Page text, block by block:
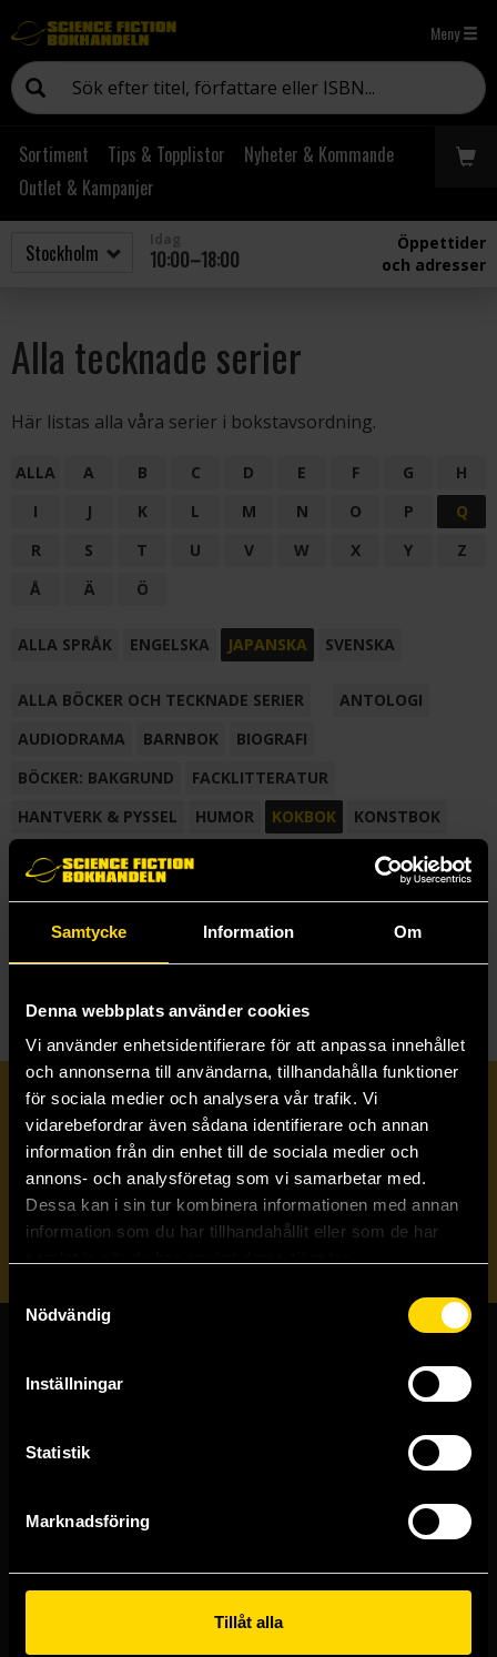
Samtycke Information Om
Denna webbplats använder cookies
Vi använder enhetsidentifierare för att anpassa innehållet
och annonserna till användarna, tillhandahålla funktioner
för sociala medier och analysera vår trafik. Vi
vidarebefordrar även sådana identifierare och annan
information från din enhet till de sociala medier och
annons- och analysföretag som vi samarbetar med.
Dessa kan i sin tur kombinera informationen med annan
information som du har tillhandahållit eller som de har
Nödvändig
Inställningar
Statistik
Marknadsföring
Tillåt alla
Meny
Sortiment Tips & Topplistor
Nyheter & Kommande
Outlet & Kampanjer
10:00–18:00
Öppettider
och adresser
Alla tecknade serier
Här listas alla våra serier i bokstavsordning.
ALLA A B C D E F G
H
I
J K L M N O P
Q
R
S T U V W X Y
Z
Å
Ä Ö
ALLA SPRÅK ENGELSKA JAPANSKA SVENSKA
ALLA BÖCKER OCH TECKNADE SERIER
ANTOLOGI
AUDIODRAMA
BARNBOK
BIOGRAFI
BÖCKER: BAKGRUND
FACKLITTERATUR
HANTVERK & PYSSEL
HUMOR KOKBOK
KONSTBOK
KORTROMAN
LÄROBOK
NOVELL
SAMLINGSVOLYM
TECKNA & MÅLA TECKNAD SERIE
Prenumerera på vårt nyhetsbrev
Veckobrevet
Skicka
Butiker & kundtjänst
Västerlånggatan 48
Göteborgsbutiken
Kungsgatan 19
Malmöbutiken